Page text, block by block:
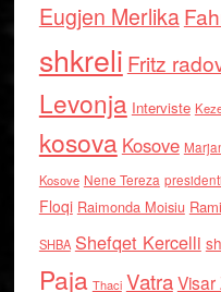
Eugjen Merlika
shkreli Fritz
Levonja Interviste
kosova Kosove
Kosove Nene Tereza
Floqi Raimonda Moisiu
SHBA Shefqet Kercelli
Paja Thaci VatraVisar